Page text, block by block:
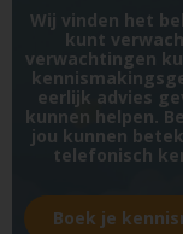
Wij vinden het
kunt
verwachtingen
eerlijk advies
kunnen helpen.
jou kunnen
telefonisch
Boek je